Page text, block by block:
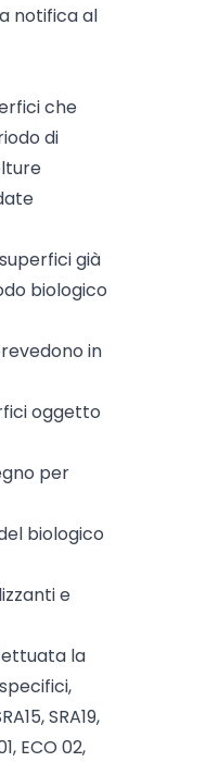
notifica al
che
di
già
biologico
in
oggetto
per
biologico
e
la
SRA19,
ECO 02,